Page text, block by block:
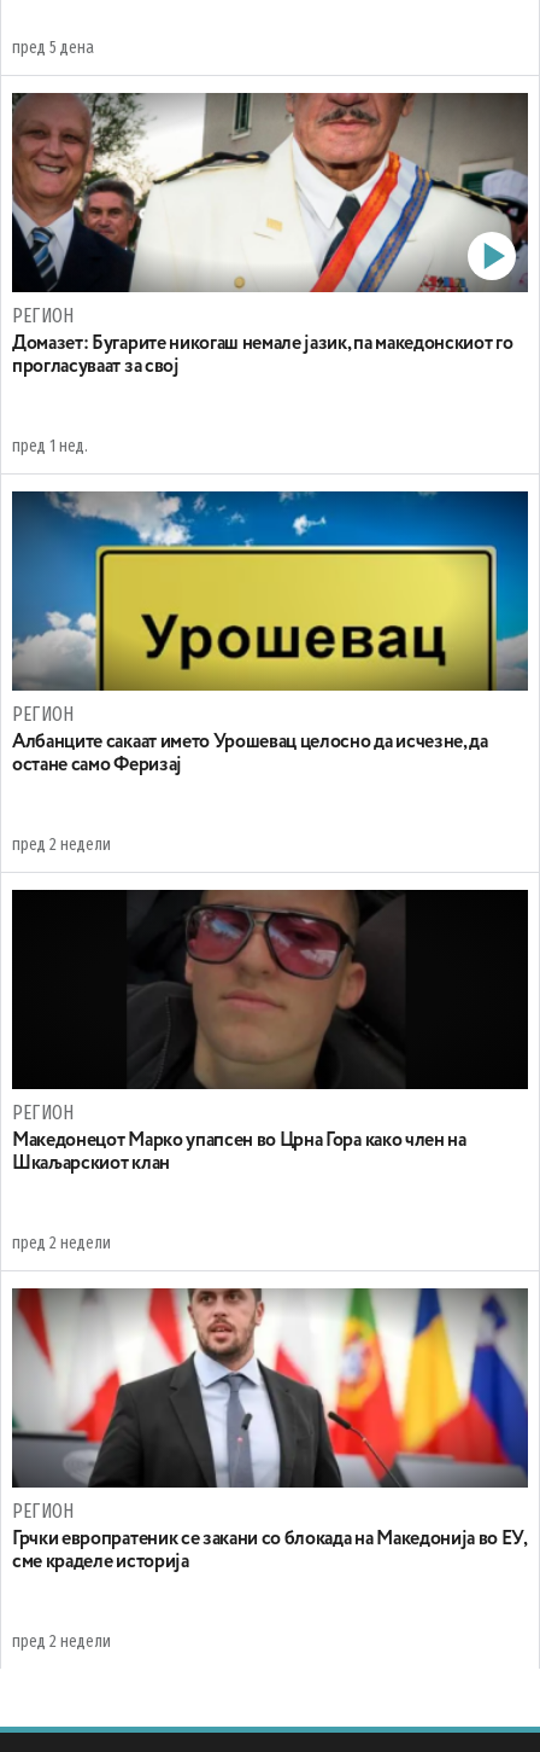
пред 5 дена
РЕГИОН
Домазет: Бугарите никогаш немале јазик, па македонскиот го
прогласуваат за свој
пред 1 нед.
РЕГИОН
Aлбанците сакаат името Урошевац целосно да исчезне, да
остане само Феризај
пред 2 недели
РЕГИОН
Maкедонецот Марко упапсен во Црна Гора како член на
Шкаљарскиот клан
пред 2 недели
РЕГИОН
Грчки европратеник се закани со блокада на Македонија во ЕУ,
сме краделе историја
пред 2 недели